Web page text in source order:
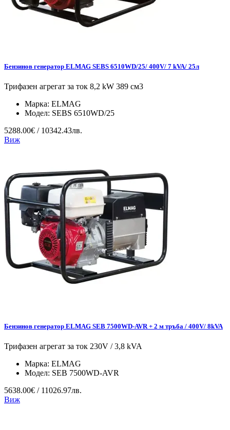
Бензинов генератор ELMAG SEBS 6510WD/25/ 400V/ 7 kVA/ 25л
Трифазен агрегат за ток 8,2 kW 389 см3
Марка: ELMAG
Модел: SEBS 6510WD/25
5288.00€ / 10342.43лв.
Виж
Бензинов генератор ELMAG SEB 7500WD-AVR + 2 м тръба / 400V/ 8kVA
Трифазен агрегат за ток 230V / 3,8 kVA
Марка: ELMAG
Модел: SEB 7500WD-AVR
5638.00€ / 11026.97лв.
Виж